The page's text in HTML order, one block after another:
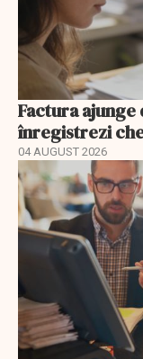
Factura
înregistrezi
04 AUGUST 2026